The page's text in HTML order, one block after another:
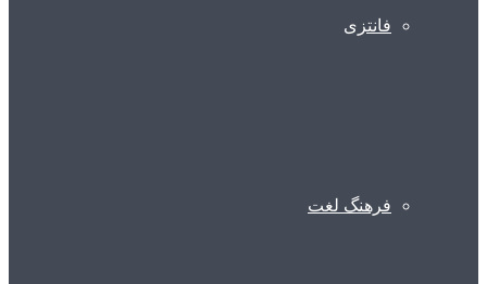
فانتزی
فرهنگ لغت